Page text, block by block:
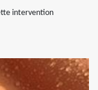
intervention